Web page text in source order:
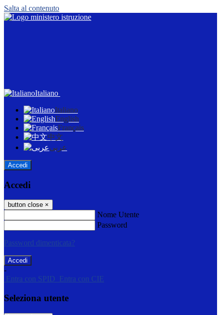
Salta al contenuto
Italiano
Italiano
English
Français
中文
عربى
Accedi
Accedi
button close ×
Nome Utente
Password
Password dimenticata?
-
Entra con SPID
Entra con CIE
Seleziona utente